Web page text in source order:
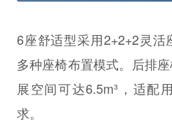
6座舒适型采用2+2+2灵
多种座椅布置模式。后排
展空间可达6.5m³，适配
求。